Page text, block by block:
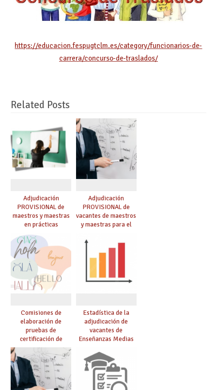
https://educacion.fespugtclm.es/category/funcionarios-de-
carrera/concurso-de-traslados/
Related Posts
Adjudicación
PROVISIONAL de
maestros y maestras
en prácticas
Adjudicación
PROVISIONAL de
vacantes de maestros
y maestras para el
Comisiones de
elaboración de
pruebas de
certificación de
competencia
lingüística: publicada
resolución definitiva
Estadística de la
adjudicación de
vacantes de
Enseñanzas Medias